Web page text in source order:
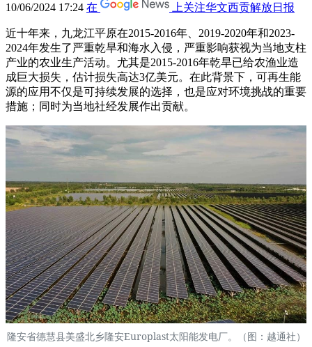
10/06/2024 17:24 在 上关注华文西贡解放日报
近十年来，九龙江平原在2015-2016年、2019-2020年和2023-
2024年发生了严重乾旱和海水入侵，严重影响获视为当地支柱
产业的农业生产活动。尤其是2015-2016年乾旱已给农渔业造
成巨大损失，估计损失高达3亿美元。在此背景下，可再生能
源的应用不仅是可持续发展的选择，也是应对环境挑战的重要
措施；同时为当地社经发展作出贡献。
隆安省德慧县美盛北乡隆安Europlast太阳能发电厂。（图：越通社）